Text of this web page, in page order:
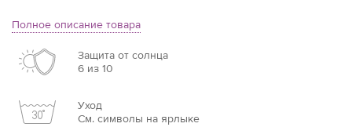
Полное описание товара
Защита от солнца
6 из 10
Уход
См. символы на ярлыке